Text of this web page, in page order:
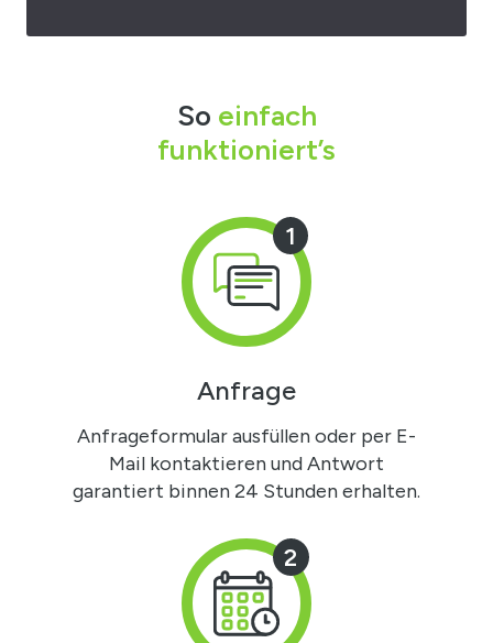
So einfach
funktioniert’s
1
Anfrage
Anfrageformular ausfüllen oder per E-
Mail kontaktieren und Antwort
garantiert binnen 24 Stunden erhalten.
2